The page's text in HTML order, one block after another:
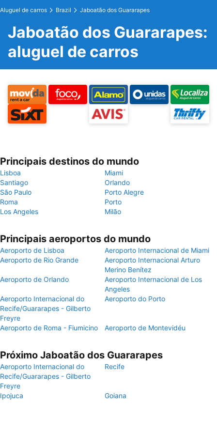
Aluguel de carros Brazil Jaboatão dos Guararapes
Jaboatão dos Guararapes:
aluguel de carros
Principais destinos do mundo
Lisboa
Miami
Santiago
Orlando
São Paulo
Porto Alegre
Roma
Porto
Los Angeles
Milão
Principais aeroportos do mundo
Aeroporto de Lisboa
Aeroporto Internacional de Miami
Aeroporto de Rio Grande
Aeroporto Internacional Arturo
Merino Benítez
Aeroporto de Orlando
Aeroporto Internacional de Los
Angeles
Aeroporto Internacional do
Recife/Guararapes - Gilberto
Freyre
Aeroporto do Porto
Aeroporto de Roma - Fiumicino Aeroporto de Montevidéu
Próximo Jaboatão dos Guararapes
Aeroporto Internacional do
Recife/Guararapes - Gilberto
Freyre
Recife
Ipojuca Goiana